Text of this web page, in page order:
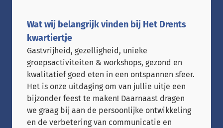
Wat wij belangrijk vinden bij Het Drents
kwartiertje
Gastvrijheid, gezelligheid, unieke
groepsactiviteiten & workshops, gezond en
kwalitatief goed eten in een ontspannen sfeer.
Het is onze uitdaging om van jullie uitje een
bijzonder feest te maken! Daarnaast dragen
we graag bij aan de persoonlijke ontwikkeling
en de verbetering van communicatie en